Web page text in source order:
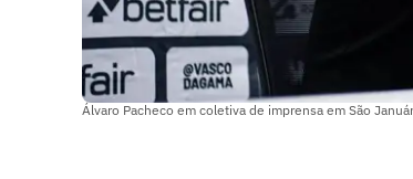
Álvaro Pacheco em coletiva de imprensa em São